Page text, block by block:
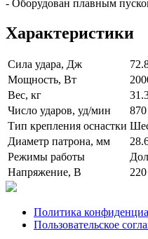
- Оборудован плавным
Характеристики
Сила удара, Дж
Мощность, Вт
Вес, кг
Число ударов, уд/мин
870
Тип крепления оснастки
Диаметр патрона, мм
Режимы работы
Напряжение, В
220
Политика
Пользовательское